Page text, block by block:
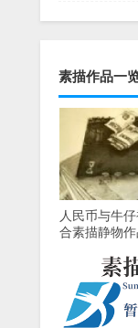
素描作品一
人民币与牛
合素描静物作